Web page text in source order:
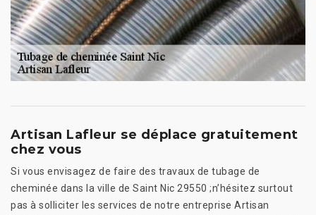
Artisan Lafleur se déplace gratuitement
chez vous
Si vous envisagez de faire des travaux de tubage de
cheminée dans la ville de Saint Nic 29550 ;n’hésitez surtout
pas à solliciter les services de notre entreprise Artisan